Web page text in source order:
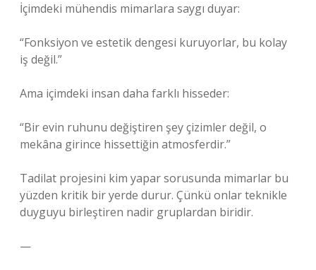
İçimdeki mühendis mimarlara saygı duyar:
“Fonksiyon ve estetik dengesi kuruyorlar, bu kolay
iş değil.”
Ama içimdeki insan daha farklı hisseder:
“Bir evin ruhunu değiştiren şey çizimler değil, o
mekâna girince hissettiğin atmosferdir.”
Tadilat projesini kim yapar sorusunda mimarlar bu
yüzden kritik bir yerde durur. Çünkü onlar teknikle
duyguyu birleştiren nadir gruplardan biridir.
—